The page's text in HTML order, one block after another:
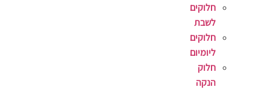
חלוקים
לשבת
חלוקים
ליומיום
חלוק
הנקה